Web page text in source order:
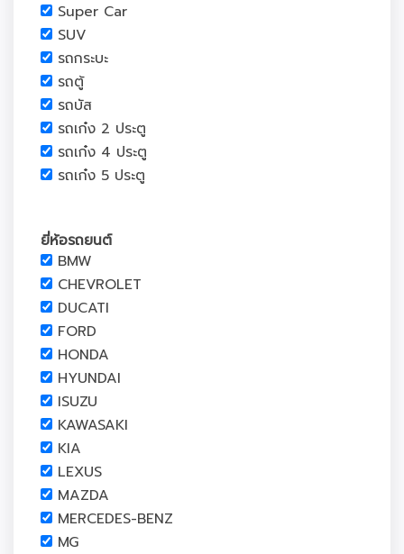
Super Car
SUV
รถกระบะ
รถตู้
รถบัส
รถเก๋ง 2 ประตู
รถเก๋ง 4 ประตู
รถเก๋ง 5 ประตู
ยี่ห้อรถยนต์
BMW
CHEVROLET
DUCATI
FORD
HONDA
HYUNDAI
ISUZU
KAWASAKI
KIA
LEXUS
MAZDA
MERCEDES-BENZ
MG